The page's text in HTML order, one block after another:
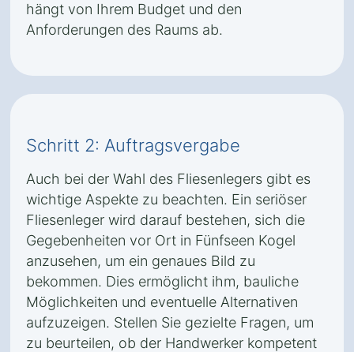
hängt von Ihrem Budget und den
Anforderungen des Raums ab.
Schritt 2: Auftragsvergabe
Auch bei der Wahl des Fliesenlegers gibt es
wichtige Aspekte zu beachten. Ein seriöser
Fliesenleger wird darauf bestehen, sich die
Gegebenheiten vor Ort in Fünfseen Kogel
anzusehen, um ein genaues Bild zu
bekommen. Dies ermöglicht ihm, bauliche
Möglichkeiten und eventuelle Alternativen
aufzuzeigen. Stellen Sie gezielte Fragen, um
zu beurteilen, ob der Handwerker kompetent